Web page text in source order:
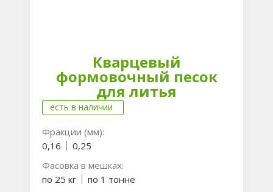
Кварцевый
формовочный песок
для литья
есть в наличии
Фракции (мм):
0,16
0,25
Фасовка в мешках:
по 25 кг
по 1 тонне